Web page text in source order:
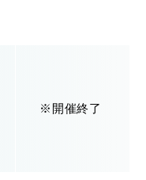
※開催終了